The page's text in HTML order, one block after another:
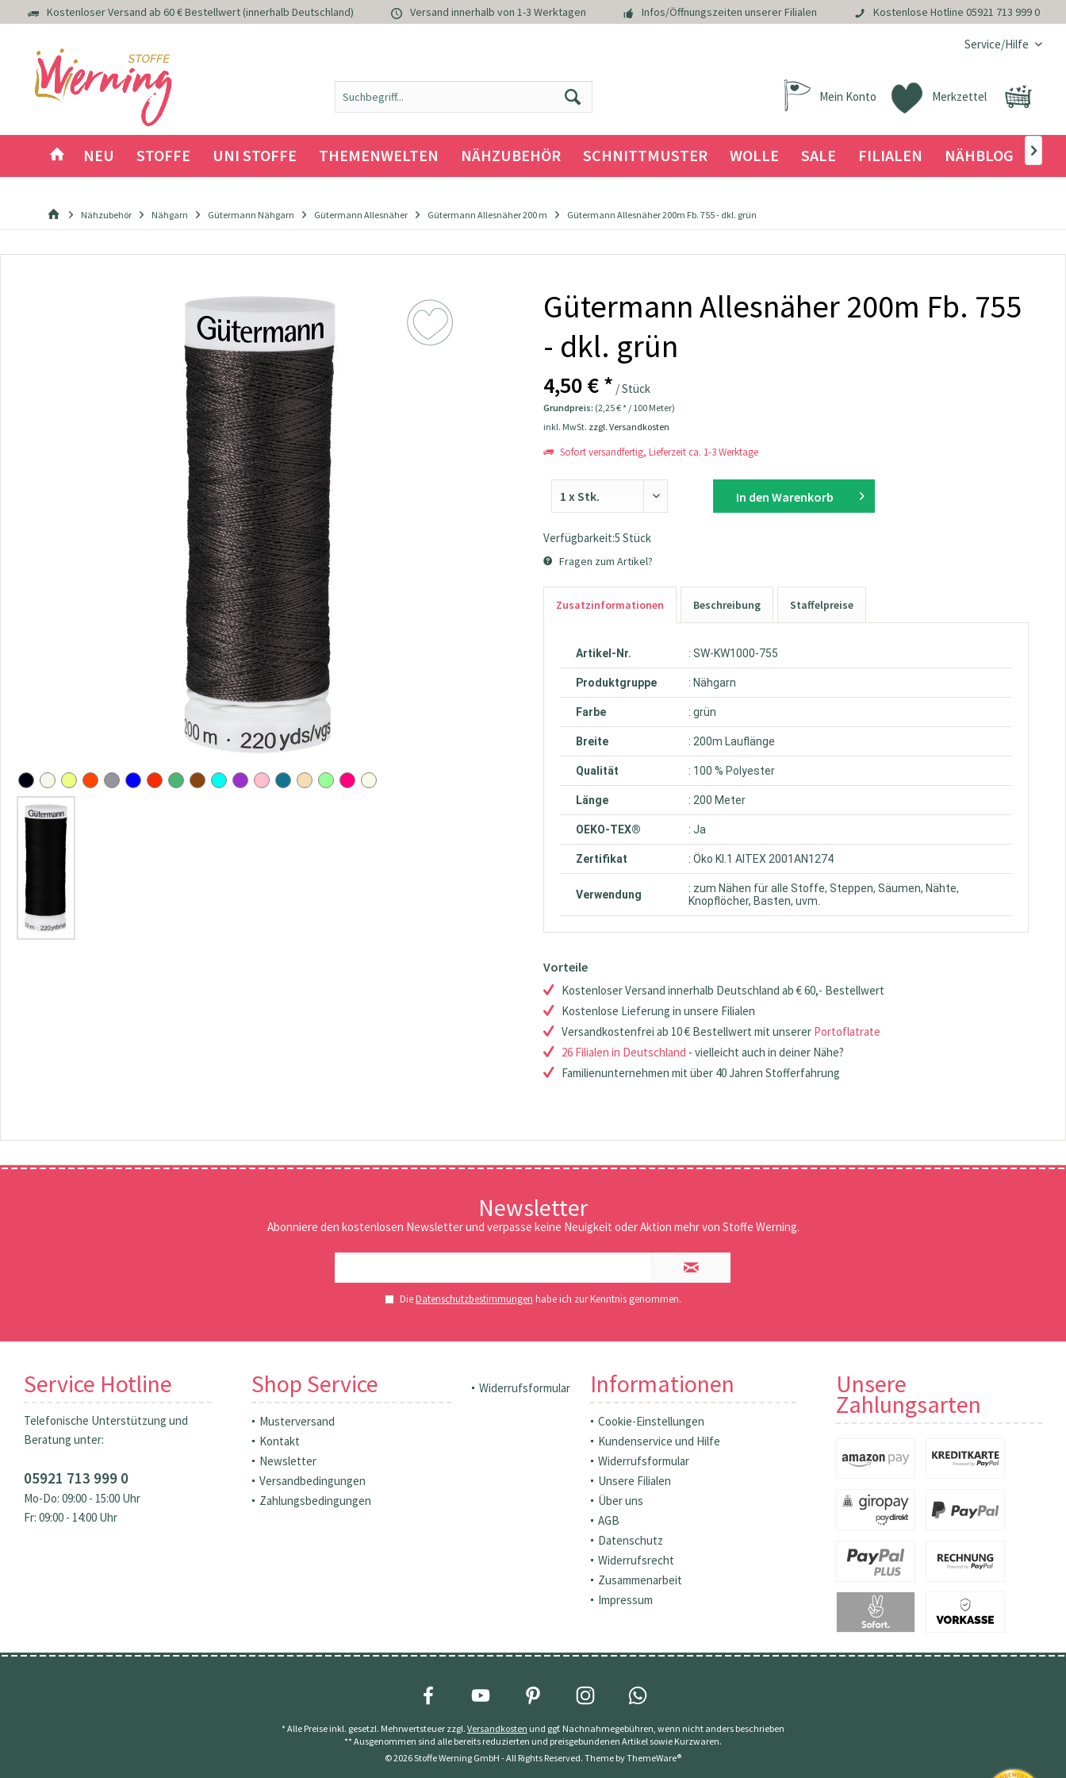
Kostenloser Versand ab 60 € Bestellwert (innerhalb Deutschland) Versand innerhalb von 1-3 Werktagen Infos/Öffnungszeiten unserer Filialen Kostenlose Hotline 05921 713 999 0
Service/Hilfe
Merkzettel
Mein Konto
NEU STOFFE UNI STOFFE THEMENWELTEN NÄHZUBEHÖR SCHNITTMUSTER WOLLE SALE FILIALEN NÄHBLOG 
Nähzubehör Nähgarn Gütermann Nähgarn Gütermann Allesnäher Gütermann Allesnäher 200 m Gütermann Allesnäher 200m Fb. 755 - dkl. grün
Gütermann Allesnäher 200m Fb. 755
- dkl. grün
4,50 € * / Stück
Grundpreis: (2,25 € * / 100 Meter)
inkl. MwSt. zzgl. Versandkosten
Sofort versandfertig, Lieferzeit ca. 1-3 Werktage
In den Warenkorb
Verfügbarkeit:5 Stück
Fragen zum Artikel?
Zusatzinformationen Beschreibung Staffelpreise
Artikel-Nr. : SW-KW1000-755
Produktgruppe : Nähgarn
Farbe : grün
Breite : 200m Lauflänge
Qualität : 100 % Polyester
Länge : 200 Meter
OEKO-TEX® : Ja
Zertifikat : Öko Kl.1 AITEX 2001AN1274
Verwendung
: zum Nähen für alle Stoffe, Steppen, Säumen, Nähte,
Knopflöcher, Basten, uvm.
Vorteile
Kostenloser Versand innerhalb Deutschland ab € 60,- Bestellwert
Kostenlose Lieferung in unsere Filialen
Versandkostenfrei ab 10 € Bestellwert mit unserer Portoflatrate
26 Filialen in Deutschland - vielleicht auch in deiner Nähe?
Familienunternehmen mit über 40 Jahren Stofferfahrung
Newsletter
Abonniere den kostenlosen Newsletter und verpasse keine Neuigkeit oder Aktion mehr von Stoffe Werning.
DieDatenschutzbestimmungen habe ich zur Kenntnis genommen.
Service Hotline
Telefonische Unterstützung und
Beratung unter:
05921 713 999 0
Mo-Do: 09:00 - 15:00 Uhr
Fr: 09:00 - 14:00 Uhr
Shop Service
Musterversand
Kontakt
Newsletter
Versandbedingungen
Zahlungsbedingungen
Widerrufsformular Informationen
Cookie-Einstellungen
Kundenservice und Hilfe
Widerrufsformular
Unsere Filialen
Über uns
AGB
Datenschutz
Widerrufsrecht
Zusammenarbeit
Impressum
Unsere
Zahlungsarten
* Alle Preise inkl. gesetzl. Mehrwertsteuer zzgl. Versandkosten und ggf. Nachnahmegebühren, wenn nicht anders beschrieben
** Ausgenommen sind alle bereits reduzierten und preisgebundenen Artikel sowie Kurzwaren.
© 2026 Stoffe Werning GmbH - All Rights Reserved. Theme byThemeWare®